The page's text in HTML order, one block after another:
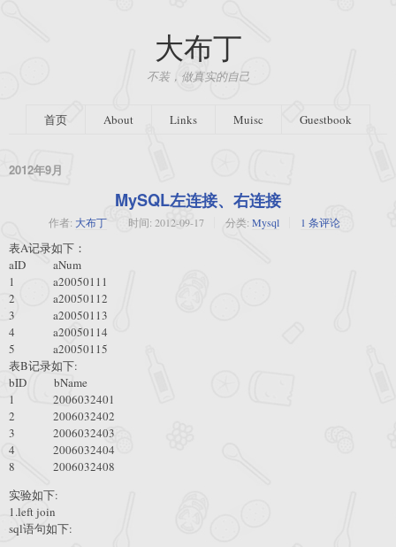
大布丁
不装，做真实的自己
首页 About Links Muisc Guestbook
2012年9月
MySQL左连接、右连接
作者: 大布丁 时间: 2012-09-17 分类: Mysql 1 条评论
表A记录如下：
aID aNum
1 a20050111
2 a20050112
3 a20050113
4 a20050114
5 a20050115
表B记录如下:
bID bName
1 2006032401
2 2006032402
3 2006032403
4 2006032404
8 2006032408
实验如下:
1.left join
sql语句如下: